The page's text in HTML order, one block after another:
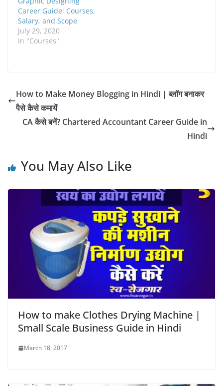
w
w
i
n
d
o
w
)
Career Guide: Courses,
Salary, and Scope
July 29, 2020
In "Courses"
How to Make Money Blogging in Hindi | ब्लॉग बनाकर
पैसे कैसे कमायें
CA कैसे बनें? Chartered Accountant Career Guide in
Hindi
You May Also Like
How to make Clothes Drying Machine |
Small Scale Business Guide in Hindi
March 18, 2017